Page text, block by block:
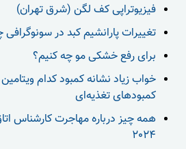
فیزیوتراپی کف لگن (شرق تهران)
تغییرات پارانشیم کبد در
برای رفع خشکی مو چه کنیم؟
خواب زیاد نشانه کمبود کدام
کمبودهای تغذیه‌ای
همه چیز درباره مهاجرت کارشناس
2024